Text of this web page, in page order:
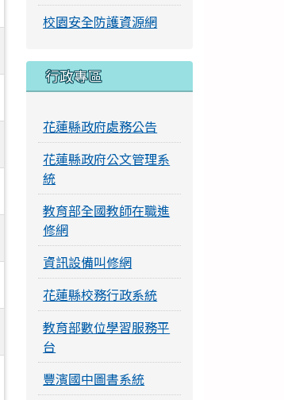
校園安全防護資源網
行政專區
花蓮縣政府處務公告
花蓮縣政府公文管理系
統
教育部全國教師在職進
修網
資訊設備叫修網
花蓮縣校務行政系統
教育部數位學習服務平
台
豐濱國中圖書系統